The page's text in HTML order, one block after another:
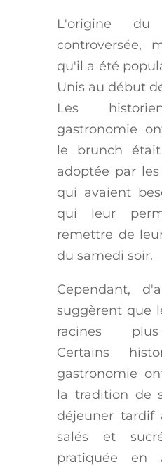
L'origine
controversée,
qu'il a été
Unis au début
Les
gastronomie
le brunch
adoptée par
qui avaient
qui leur
remettre de
du samedi soir.
Cependant,
suggèrent que
racines
Certains
gastronomie
la tradition de
déjeuner tardif
salés et
pratiquée en